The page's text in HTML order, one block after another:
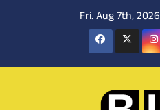
Fri. Aug 7th, 2026